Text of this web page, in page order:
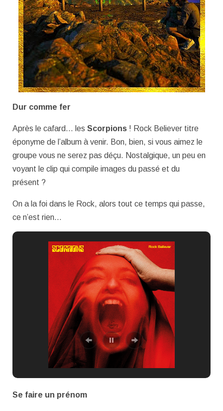
Dur comme fer
Après le cafard… les Scorpions ! Rock Believer titre
éponyme de l’album à venir. Bon, bien, si vous aimez le
groupe vous ne serez pas déçu. Nostalgique, un peu en
voyant le clip qui compile images du passé et du
présent ?
On a la foi dans le Rock, alors tout ce temps qui passe,
ce n’est rien…
Se faire un prénom